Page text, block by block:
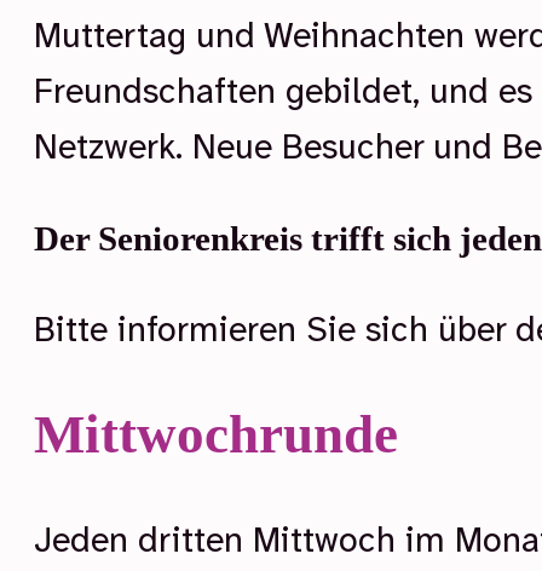
Muttertag und Weihnachten
Freundschaften gebildet, und
Netzwerk. Neue Besucher und
Der Seniorenkreis trifft sich
Bitte informieren Sie sich über
Mittwochrunde
Jeden dritten Mittwoch im